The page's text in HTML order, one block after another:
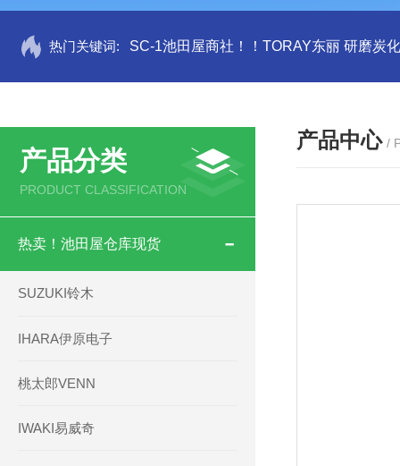
热门关键词: SC-1池田屋商社！！TORAY东丽 研磨炭
产品分类
PRODUCT CLASSIFICATION
热卖！池田屋仓库现货
SUZUKI铃木
IHARA伊原电子
桃太郎VENN
IWAKI易威奇
产品中心 /